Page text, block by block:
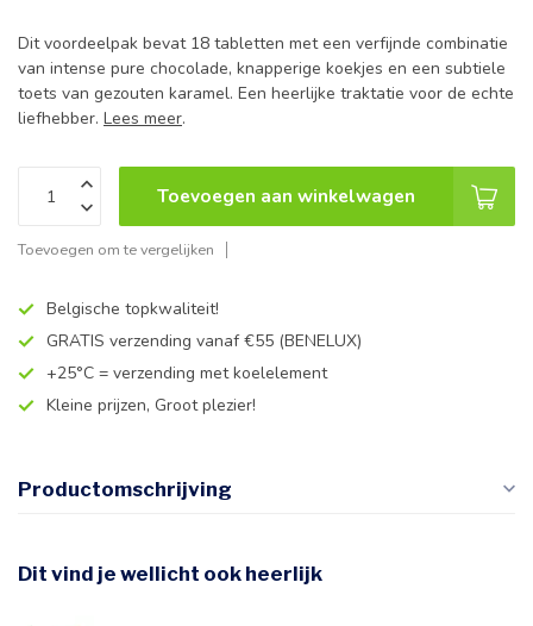
Dit voordeelpak bevat 18 tabletten met een verfijnde combinatie
van intense pure chocolade, knapperige koekjes en een subtiele
toets van gezouten karamel. Een heerlijke traktatie voor de echte
liefhebber. Lees meer.
Toevoegen aan winkelwagen
Toevoegen om te vergelijken
Belgische topkwaliteit!
GRATIS verzending vanaf €55 (BENELUX)
+25°C = verzending met koelelement
Kleine prijzen, Groot plezier!
Productomschrijving
Dit vind je wellicht ook heerlijk